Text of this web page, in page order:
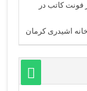
فونت کاتب در
اشیدری کرمان